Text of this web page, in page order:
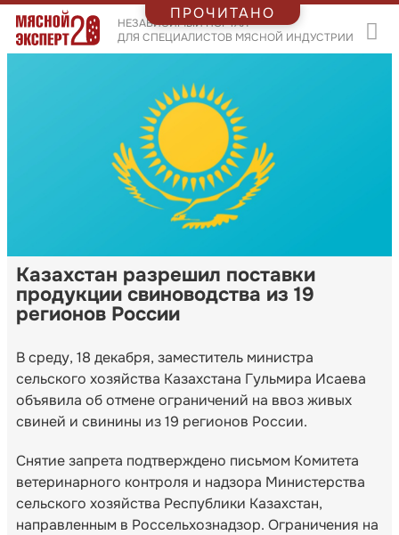
НЕЗАВИСИМЫЙ ПОРТАЛ
ДЛЯ СПЕЦИАЛИСТОВ МЯСНОЙ ИНДУСТРИИ
Казахстан разрешил поставки
продукции свиноводства из 19
регионов России
В среду, 18 декабря, заместитель министра
сельского хозяйства Казахстана Гульмира Исаева
объявила об отмене ограничений на ввоз живых
свиней и свинины из 19 регионов России.
Снятие запрета подтверждено письмом Комитета
ветеринарного контроля и надзора Министерства
сельского хозяйства Республики Казахстан,
направленным в Россельхознадзор. Ограничения на
ПРОЧИТАНО